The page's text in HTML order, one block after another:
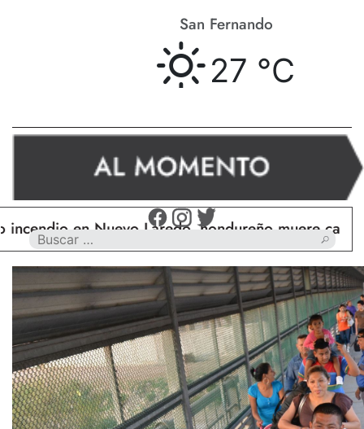
San Fernando
27 °C
en Nuevo Laredo, hondureño muere calcinado